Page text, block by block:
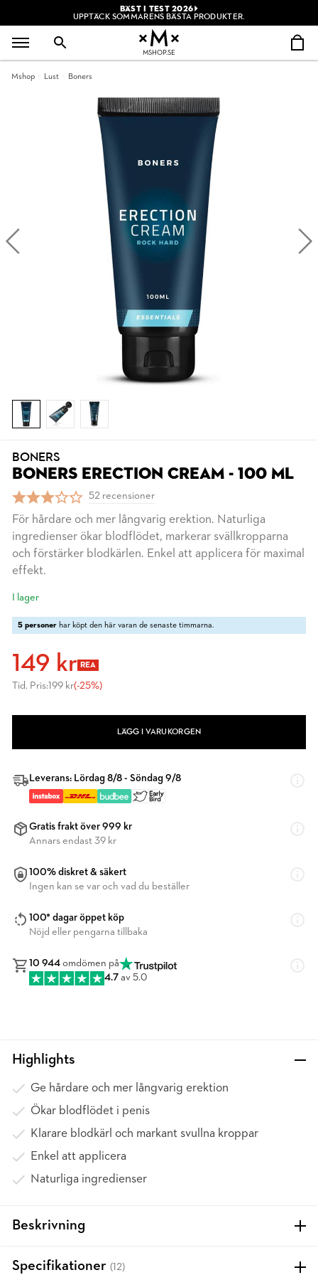
BÄST I TEST 2026
UPPTÄCK SOMMARENS BÄSTA PRODUKTER.
MSHOP.SE
Mshop Lust Boners
BONERS
BONERS ERECTION CREAM - 100 ML
52 recensioner
För hårdare och mer långvarig erektion. Naturliga
ingredienser ökar blodflödet, markerar svällkropparna
och förstärker blodkärlen. Enkel att applicera för maximal
effekt.
I lager
5 personer har köpt den här varan de senaste timmarna.
149 kr REA
Tid. Pris:199 kr(-25%)
LÄGG I VARUKORGEN
Leverans: Lördag 8/8 - Söndag 9/8
Gratis frakt över 999 kr
Annars endast 39 kr
100% diskret & säkert
Ingen kan se var och vad du beställer
100* dagar öppet köp
Nöjd eller pengarna tillbaka
10 944 omdömen på
4.7 av 5.0
Highlights
Ge hårdare och mer långvarig erektion
Ökar blodflödet i penis
Klarare blodkärl och markant svullna kroppar
Enkel att applicera
Naturliga ingredienser
Beskrivning
Specifikationer (12)